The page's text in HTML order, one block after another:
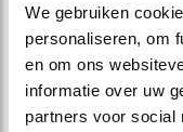
We gebruiken
personaliseren, om
en om ons
informatie over uw
partners voor social
Je ziet ze groeien
De komende
doorgroeien, de
plaatsmaken voor